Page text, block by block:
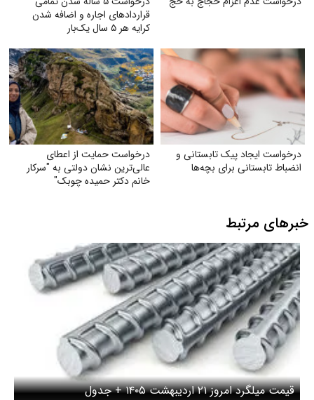
قراردادهای اجاره و اضافه شدن
کرایه هر ۵ سال یک‌بار
درخواست ایجاد پیک تابستانی و
انضباط تابستانی برای بچه‌ها
درخواست حمایت از اعطای
عالی‌ترین نشان دولتی به "سرکار
خانم دکتر حمیده چوبک"
خبرهای مرتبط
قیمت میلگرد امروز ۲۱ اردیبهشت ۱۴۰۵ + جدول